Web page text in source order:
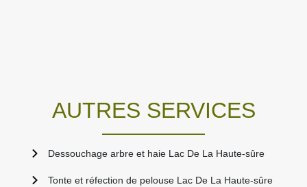
AUTRES SERVICES
Dessouchage arbre et haie Lac De La Haute-sûre
Tonte et réfection de pelouse Lac De La Haute-sûre